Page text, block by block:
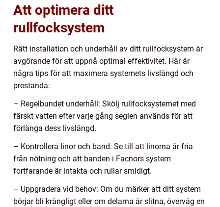
Att optimera ditt
rullfocksystem
Rätt installation och underhåll av ditt rullfocksystem är
avgörande för att uppnå optimal effektivitet. Här är
några tips för att maximera systemets livslängd och
prestanda:
– Regelbundet underhåll: Skölj rullfocksystemet med
färskt vatten efter varje gång seglen används för att
förlänga dess livslängd.
– Kontrollera linor och band: Se till att linorna är fria
från nötning och att banden i Facnors system
fortfarande är intakta och rullar smidigt.
– Uppgradera vid behov: Om du märker att ditt system
börjar bli krångligt eller om delarna är slitna, överväg en